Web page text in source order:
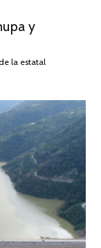
y
la estatal